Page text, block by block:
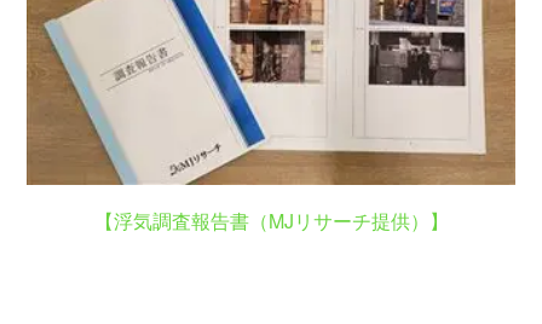
【浮気調査報告書（MJリサーチ提供）】